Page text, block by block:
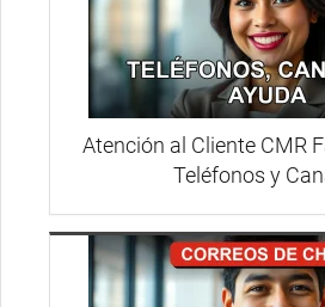
Atención al Cliente CMR
Teléfonos y